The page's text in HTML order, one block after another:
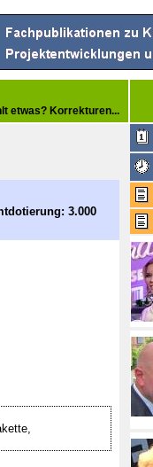
etwas? Korrekturen...
3.000